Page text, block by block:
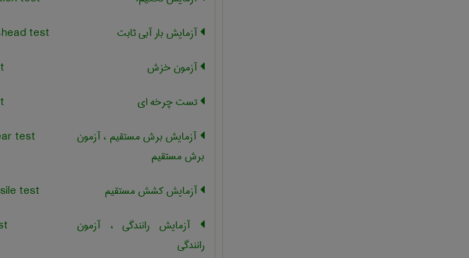
آزمایش بار آبی ثابت
test
آزمون خزش
تست چرخه ای
آزمایش برش مستقیم ، آزمون
برش مستقیم
test
آزمایش کشش مستقیم
test
آزمایش رانندگی ، آزمون
رانندگی